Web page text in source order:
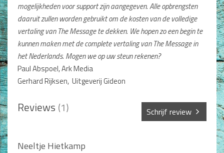
De Barbaar-boeken
Bestellen en retourneren
Sprekers
Challenge Liefdevol Ouderschap
mogelijkheden voor support zijn aangegeven. Alle opbrengsten
daaruit zullen worden gebruikt om de kosten van de volledige
vertaling van The Message te dekken. We hopen zo een begin te
kunnen maken met de complete vertaling van The Message in
het Nederlands. Mogen we op uw steun rekenen?
Paul Abspoel, Ark Media
Gerhard Rijksen, Uitgeverij Gideon
Reviews (1) Schrijf review
Neeltje Hietkamp